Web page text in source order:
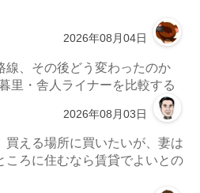
2026年08月04日
線、その後どう変わったのか
里・舎人ライナーを比較する
2026年08月03日
買える場所に買いたいが、妻は
ころに住むなら賃貸でよいとの